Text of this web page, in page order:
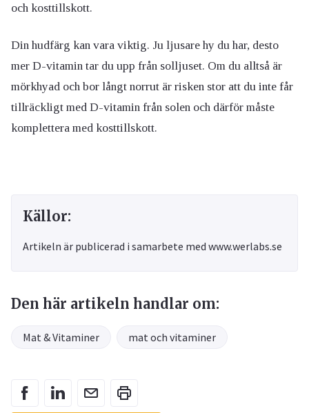
och kosttillskott.
Din hudfärg kan vara viktig. Ju ljusare hy du har, desto
mer D-vitamin tar du upp från solljuset. Om du alltså är
mörkhyad och bor långt norrut är risken stor att du inte får
tillräckligt med D-vitamin från solen och därför måste
komplettera med kosttillskott.
Källor:
Artikeln är publicerad i samarbete med www.werlabs.se
Den här artikeln handlar om:
Mat & Vitaminer mat och vitaminer